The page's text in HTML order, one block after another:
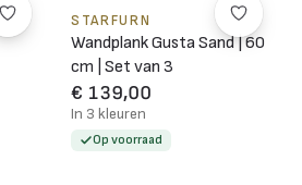
STARFURN
Wandplank Gusta Sand | 60
cm | Set van 3
€ 139,00
In 3 kleuren
Op voorraad